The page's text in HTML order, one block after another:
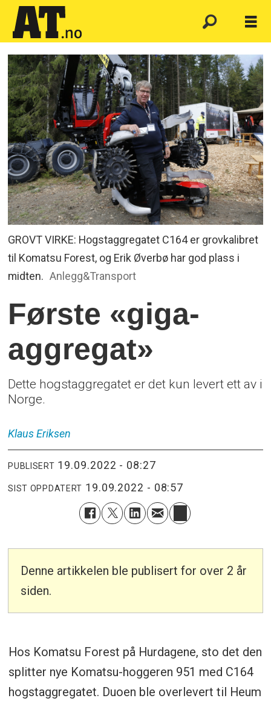
GROVT VIRKE: Hogstaggregatet C164 er grovkalibret
til Komatsu Forest, og Erik Øverbø har god plass i
midten. Anlegg&Transport
Første «giga-
aggregat»
Dette hogstaggregatet er det kun levert ett av i
Norge.
Klaus Eriksen
PUBLISERT 19.09.2022 - 08:27
SIST OPPDATERT 19.09.2022 - 08:57
Denne artikkelen ble publisert for over 2 år
siden.
Hos Komatsu Forest på Hurdagene, sto det den
splitter nye Komatsu-hoggeren 951 med C164
hogstaggregatet. Duoen ble overlevert til Heum